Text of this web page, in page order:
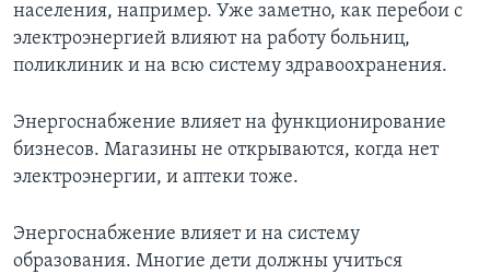
населения, например. Уже заметно, как перебои с
электроэнергией влияют на работу больниц,
поликлиник и на всю систему здравоохранения.
Энергоснабжение влияет на функционирование
бизнесов. Магазины не открываются, когда нет
электроэнергии, и аптеки тоже.
Энергоснабжение влияет и на систему
образования. Многие дети должны учиться